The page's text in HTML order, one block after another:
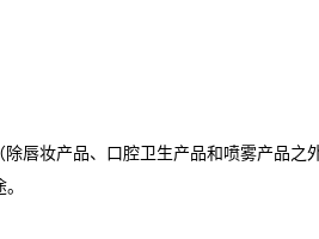
唇妆产品、口腔卫生产品和喷雾产品之